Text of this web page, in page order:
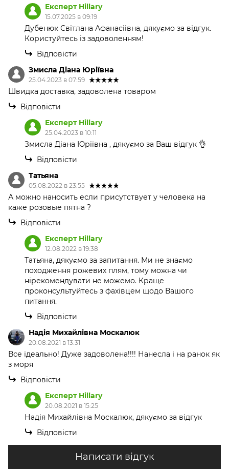
Експерт Hillary
15.07.2025 в 09:19
Дубенюк Світлана Афанасіівна, дякуємо за відгук.
Користуйтесь із задоволенням!
Відповісти
Змисла Діана Юріївна
25.04.2023 в 07:59
Швидка доставка, задоволена товаром
Відповісти
Експерт Hillary
25.04.2023 в 10:11
Змисла Діана Юріївна , дякуємо за Ваш відгук 👌
Відповісти
Татьяна
05.08.2022 в 23:55
А можно наносить если присутствует у человека на
каже розовые пятна ?
Відповісти
Експерт Hillary
12.08.2022 в 19:38
Татьяна, дякуємо за запитання. Ми не знаємо
походження рожевих плям, тому можна чи
нірекомендувати не можемо. Краще
проконсультуйтесь з фахівцем щодо Вашого
питання.
Відповісти
Надія Михайлівна Москалюк
20.08.2021 в 13:31
Все ідеально! Дуже задоволена!!!! Нанесла і на ранок як
з моря
Відповісти
Експерт Hillary
20.08.2021 в 15:25
Надія Михайлівна Москалюк, дякуємо за відгук
Відповісти
Написати відгук